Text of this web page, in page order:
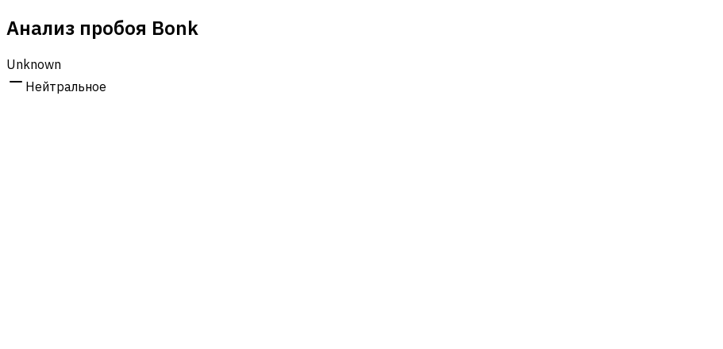
Анализ пробоя Bonk
Unknown
Нейтральное